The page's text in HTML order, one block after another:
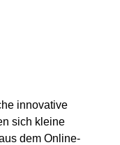
innovative
sich kleine
dem Online-